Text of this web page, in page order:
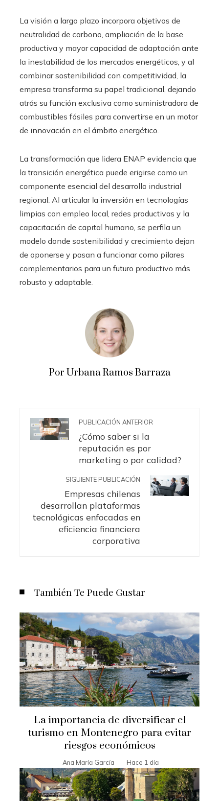
La visión a largo plazo incorpora objetivos de
neutralidad de carbono, ampliación de la base
productiva y mayor capacidad de adaptación ante
la inestabilidad de los mercados energéticos, y al
combinar sostenibilidad con competitividad, la
empresa transforma su papel tradicional, dejando
atrás su función exclusiva como suministradora de
combustibles fósiles para convertirse en un motor
de innovación en el ámbito energético.
La transformación que lidera ENAP evidencia que
la transición energética puede erigirse como un
componente esencial del desarrollo industrial
regional. Al articular la inversión en tecnologías
limpias con empleo local, redes productivas y la
capacitación de capital humano, se perfila un
modelo donde sostenibilidad y crecimiento dejan
de oponerse y pasan a funcionar como pilares
complementarios para un futuro productivo más
robusto y adaptable.
Por Urbana Ramos Barraza
PUBLICACIÓN ANTERIOR
¿Cómo saber si la
reputación es por
marketing o por calidad?
SIGUIENTE PUBLICACIÓN
Empresas chilenas
desarrollan plataformas
tecnológicas enfocadas en
eficiencia financiera
corporativa
También Te Puede Gustar
La importancia de diversificar el
turismo en Montenegro para evitar
riesgos económicos
Ana María García Hace 1 día